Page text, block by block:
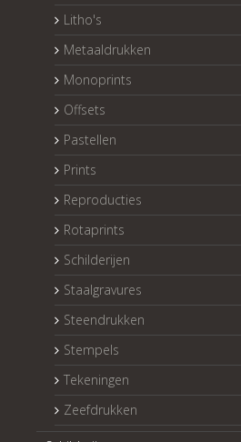
Litho's
Metaaldrukken
Monoprints
Offsets
Pastellen
Prints
Reproducties
Rotaprints
Schilderijen
Staalgravures
Steendrukken
Stempels
Tekeningen
Zeefdrukken